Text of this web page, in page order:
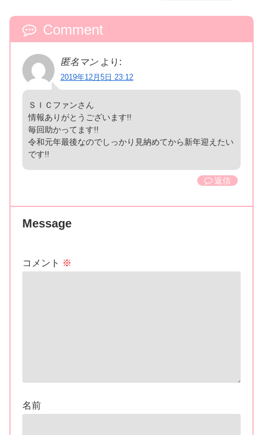
Comment
匿名マン より:
2019年12月5日 23:12
ＳＩＣファンさん
情報ありがとうございます!!
毎回助かってます!!
令和元年最後なのでしっかり見納めてから新年迎えたい
です!!
返信
Message
コメント ※
名前